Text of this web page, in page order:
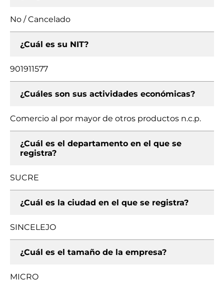
No / Cancelado
¿Cuál es su NIT?
901911577
¿Cuáles son sus actividades económicas?
Comercio al por mayor de otros productos n.c.p.
¿Cuál es el departamento en el que se
registra?
SUCRE
¿Cuál es la ciudad en el que se registra?
SINCELEJO
¿Cuál es el tamaño de la empresa?
MICRO